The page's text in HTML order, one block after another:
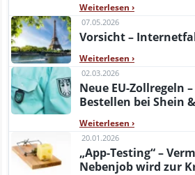
Weiterlesen ›
07.05.2026
Vorsicht –
Weiterlesen ›
02.03.2026
Neue EU-Zollregeln
Bestellen bei Shein
Weiterlesen ›
20.01.2026
„App-Testing“ –
Nebenjob wird zur